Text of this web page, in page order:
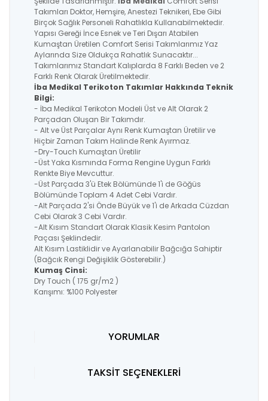
Takımları Doktor, Hemşire, Anestezi Teknikeri, Ebe Gibi
Birçok Sağlık Personeli Rahatlıkla Kullanabilmektedir.
Yapısı Gereği İnce Esnek ve Teri Dışarı Atabilen
Kumaştan Üretilen Comfort Serisi Takımlarımız Yaz
Aylarında Size Oldukça Rahatlık Sunacaktır...
Takımlarımız Standart Kalıplarda 8 Farklı Beden ve 2
Farklı Renk Olarak Üretilmektedir.
İba Medikal Terikoton Takımlar Hakkında Teknik
Bilgi:
- İba Medikal Terikoton Modeli Üst ve Alt Olarak 2
Parçadan Oluşan Bir Takımdır.
- Alt ve Üst Parçalar Aynı Renk Kumaştan Üretilir ve
Hiçbir Zaman Takım Halinde Renk Ayırmaz.
-Dry-Touch Kumaştan Üretilir
-Üst Yaka Kısmında Forma Rengine Uygun Farklı
Renkte Biye Mevcuttur.
-Üst Parçada 3'ü Etek Bölümünde 1'i de Göğüs
Bölümünde Toplam 4 Adet Cebi Vardır.
-Alt Parçada 2'si Önde Büyük ve 1'i de Arkada Cüzdan
Cebi Olarak 3 Cebi Vardır.
-Alt Kısım Standart Olarak Klasik Kesim Pantolon
Paçası Şeklindedir.
Alt Kısım Lastiklidir ve Ayarlanabilir Bağcığa Sahiptir
(Bağcık Rengi Değişiklik Gösterebilir.)
Kumaş Cinsi:
Dry Touch ( 175 gr/m2 )
Karışımı: %100 Polyester
YORUMLAR
TAKSİT SEÇENEKLERİ